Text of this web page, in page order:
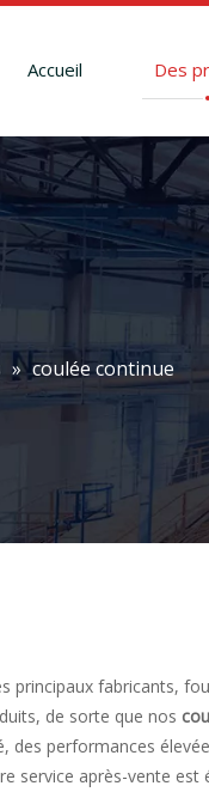
Accueil Des
» coulée continue
principaux fabricants,
de sorte que nos
des performances
service après-vente